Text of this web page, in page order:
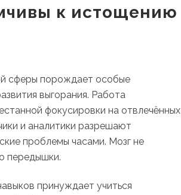
к истощению
сферы порождает особые
выгорания. Работа
фокусировки на отвлечённых
и аналитики разрешают
проблемы часами. Мозг не
передышки.
принуждает учиться